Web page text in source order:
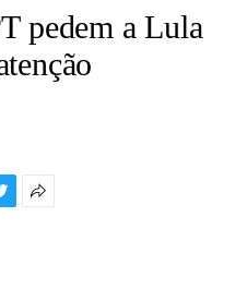
pedem a Lula